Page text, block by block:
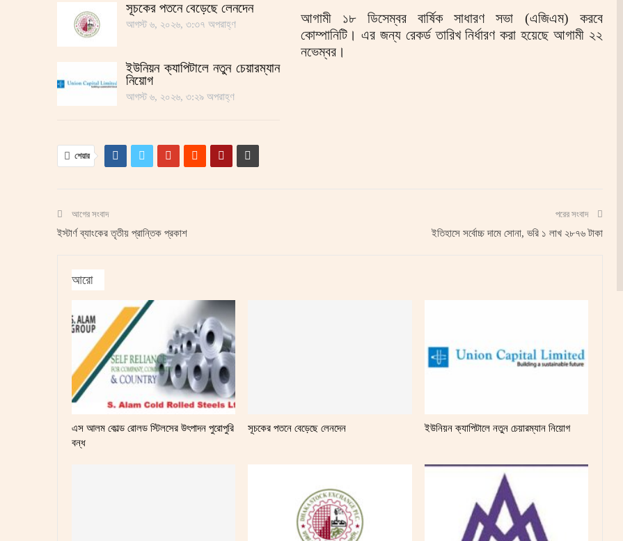
সূচকের পতনে বেড়েছে লেনদেন
আগস্ট ৬, ২০২৬, ৩:৩৭ অপরাহ্ণ
ইউনিয়ন ক্যাপিটালে নতুন চেয়ারম্যান
নিয়োগ
আগস্ট ৬, ২০২৬, ৩:২৯ অপরাহ্ণ
আগামী ১৮ ডিসেম্বর বার্ষিক সাধারণ সভা (এজিএম) করবে
কোম্পানিটি। এর জন্য রেকর্ড তারিখ নির্ধারণ করা হয়েছে আগামী ২২
নভেম্বর।
শেয়ার
আগের সংবাদ
ইস্টার্ণ ব্যাংকের তৃতীয় প্রান্তিক প্রকাশ
পরের সংবাদ
ইতিহাসে সর্বোচ্চ দামে সোনা, ভরি ১ লাখ ২৮৭৬ টাকা
আরো
এস আলম কোল্ড রোলড স্টিলসের উৎপাদন পুরোপুরি
বন্ধ
সূচকের পতনে বেড়েছে লেনদেন ইউনিয়ন ক্যাপিটালে নতুন চেয়ারম্যান নিয়োগ